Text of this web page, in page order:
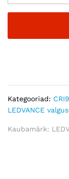
14W
EM
S
Kategooriad:
LEDVANCE
Kaubamärk: